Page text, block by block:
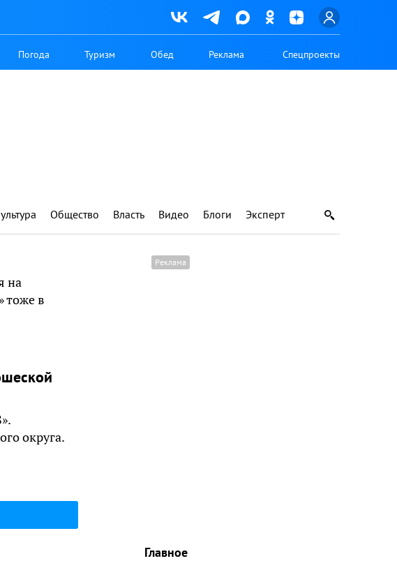
Погода Туризм Обед Реклама Спецпроекты
Общество Власть Видео Блоги Эксперт
на
тоже в
округа.
Главное